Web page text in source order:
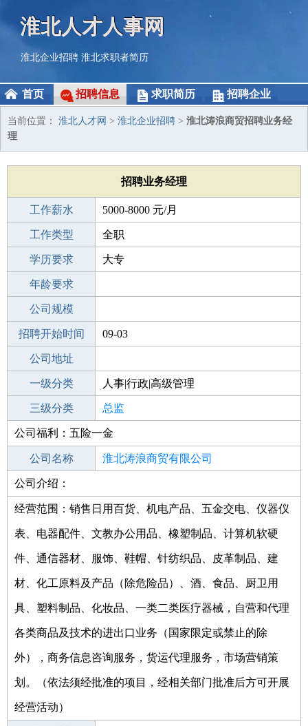
淮北人才人事网
淮北企业招聘 淮北求职者简历
首页 招聘信息 求职简历 招聘企业
当前位置： 淮北人才网 > 淮北企业招聘 > 淮北涛浪商贸招聘业务经
理
招聘业务经理
工作薪水 5000-8000 元/月
招聘人数 1人
工作类型 全职
性别要求 -
学历要求 大专
工作经验
年龄要求
工作地点
公司规模
公司电话
招聘开始时间 09-03
招聘结束时间
公司地址
一级分类 人事|行政|高级管理
二级分类 高级管理
三级分类 总监
其他行业
公司福利：五险一金
公司名称 淮北涛浪商贸有限公司
公司类型
公司介绍：
经营范围：销售日用百货、机电产品、五金交电、仪器仪
表、电器配件、文教办公用品、橡塑制品、计算机软硬
件、通信器材、服饰、鞋帽、针纺织品、皮革制品、建
材、化工原料及产品（除危险品）、酒、食品、厨卫用
具、塑料制品、化妆品、一类二类医疗器械，自营和代理
各类商品及技术的进出口业务（国家限定或禁止的除
外），商务信息咨询服务，货运代理服务，市场营销策
划。（依法须经批准的项目，经相关部门批准后方可开展
经营活动）